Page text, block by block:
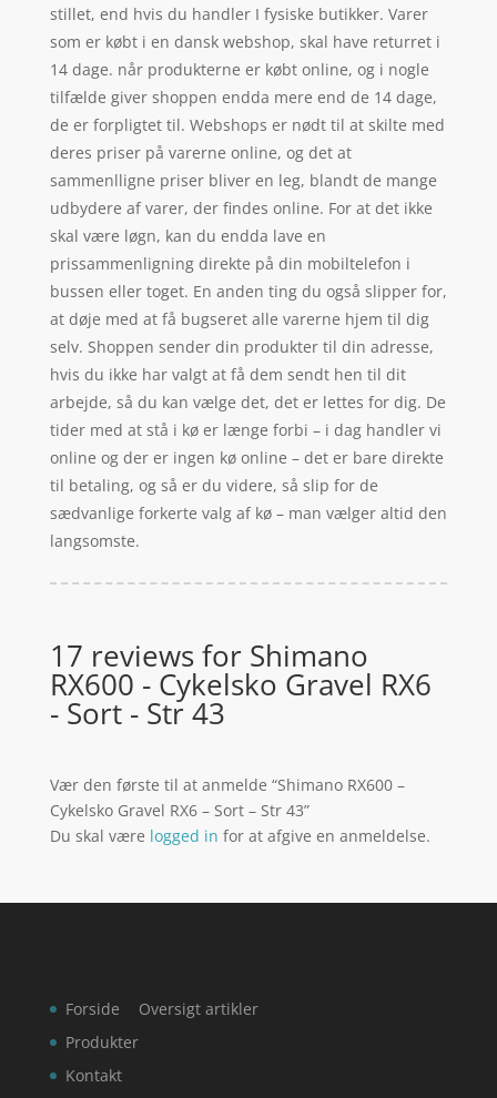
stillet, end hvis du handler I fysiske butikker. Varer
som er købt i en dansk webshop, skal have returret i
14 dage. når produkterne er købt online, og i nogle
tilfælde giver shoppen endda mere end de 14 dage,
de er forpligtet til. Webshops er nødt til at skilte med
deres priser på varerne online, og det at
sammenlligne priser bliver en leg, blandt de mange
udbydere af varer, der findes online. For at det ikke
skal være løgn, kan du endda lave en
prissammenligning direkte på din mobiltelefon i
bussen eller toget. En anden ting du også slipper for,
at døje med at få bugseret alle varerne hjem til dig
selv. Shoppen sender din produkter til din adresse,
hvis du ikke har valgt at få dem sendt hen til dit
arbejde, så du kan vælge det, det er lettes for dig. De
tider med at stå i kø er længe forbi – i dag handler vi
online og der er ingen kø online – det er bare direkte
til betaling, og så er du videre, så slip for de
sædvanlige forkerte valg af kø – man vælger altid den
langsomste.
17 reviews for Shimano
RX600 - Cykelsko Gravel RX6
- Sort - Str 43
Vær den første til at anmelde “Shimano RX600 –
Cykelsko Gravel RX6 – Sort – Str 43”
Du skal være logged in for at afgive en anmeldelse.
Forside
Produkter
Kontakt
Oversigt artikler